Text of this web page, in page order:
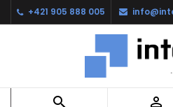
+421 905 888 005
 